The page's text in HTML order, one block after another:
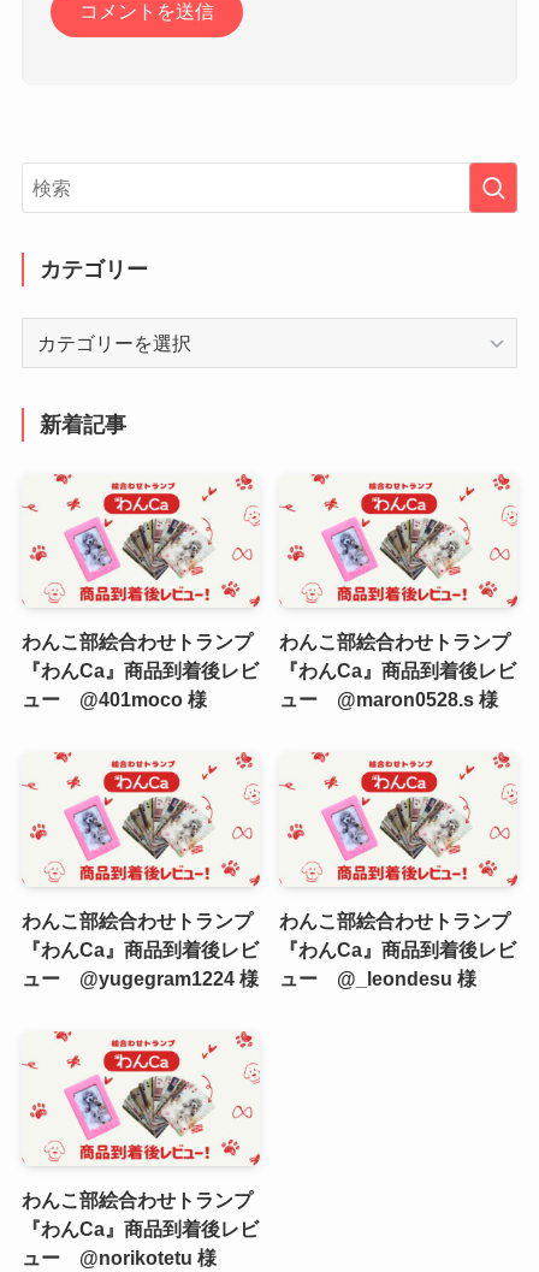
カテゴリー
新着記事
わんこ部絵合わせトランプ
『わんCa』商品到着後レビ
ュー @401moco 様
わんこ部絵合わせトランプ
『わんCa』商品到着後レビ
ュー @maron0528.s 様
わんこ部絵合わせトランプ
『わんCa』商品到着後レビ
ュー @yugegram1224 様
わんこ部絵合わせトランプ
『わんCa』商品到着後レビ
ュー @_leondesu 様
わんこ部絵合わせトランプ
『わんCa』商品到着後レビ
ュー @norikotetu 様